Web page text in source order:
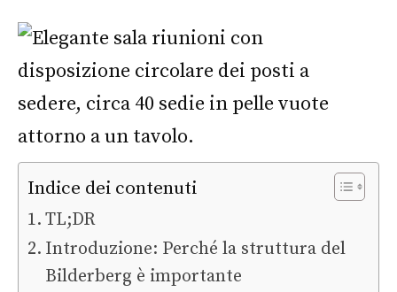
Indice dei contenuti
TL;DR
Introduzione: Perché la struttura del
Bilderberg è importante